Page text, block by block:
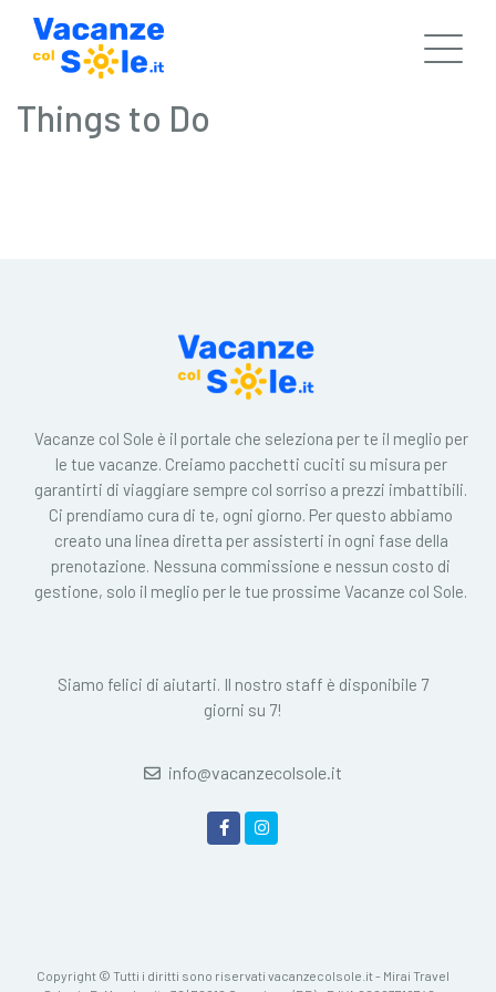
Things to Do
Vacanze col Sole è il portale che seleziona per te il meglio per
le tue vacanze. Creiamo pacchetti cuciti su misura per
garantirti di viaggiare sempre col sorriso a prezzi imbattibili.
Ci prendiamo cura di te, ogni giorno. Per questo abbiamo
creato una linea diretta per assisterti in ogni fase della
prenotazione. Nessuna commissione e nessun costo di
gestione, solo il meglio per le tue prossime Vacanze col Sole.
Siamo felici di aiutarti. Il nostro staff è disponibile 7
giorni su 7!
info@vacanzecolsole.it
Copyright © Tutti i diritti sono riservati vacanzecolsole.it - Mirai Travel